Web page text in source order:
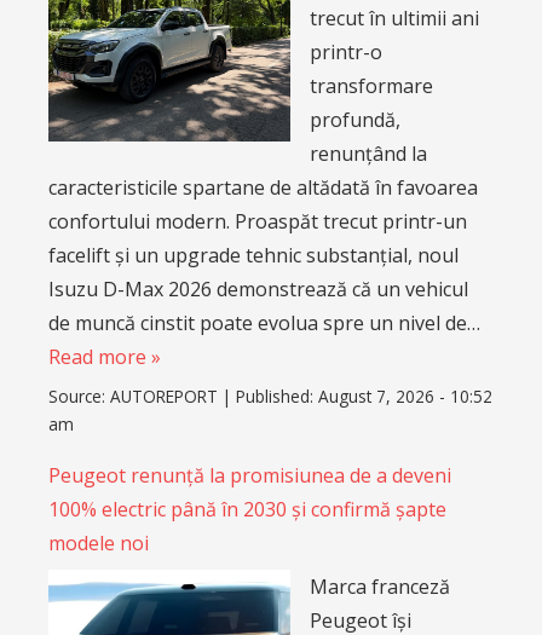
trecut în ultimii ani
printr-o
transformare
profundă,
renunțând la
caracteristicile spartane de altădată în favoarea
confortului modern. Proaspăt trecut printr-un
facelift și un upgrade tehnic substanțial, noul
Isuzu D-Max 2026 demonstrează că un vehicul
de muncă cinstit poate evolua spre un nivel de…
Read more »
Source: AUTOREPORT | Published: August 7, 2026 - 10:52
am
Peugeot renunță la promisiunea de a deveni
100% electric până în 2030 și confirmă șapte
modele noi
Marca franceză
Peugeot își